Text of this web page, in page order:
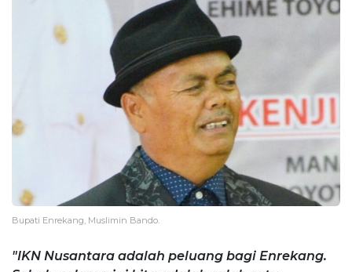
Bupati Enrekang, Muslimin Bando.
"IKN Nusantara adalah peluang bagi Enrekang.